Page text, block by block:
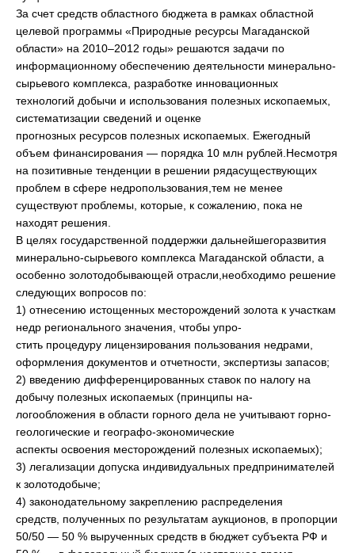
За счет средств областного бюджета в рамках областной
целевой программы «Природные ресурсы Магаданской
области» на 2010–2012 годы» решаются задачи по
информационному обеспечению деятельности минерально-
сырьевого комплекса, разработке инновационных
технологий добычи и использования полезных ископаемых,
систематизации сведений и оценке
прогнозных ресурсов полезных ископаемых. Ежегодный
объем финансирования — порядка 10 млн рублей.Несмотря
на позитивные тенденции в решении рядасуществующих
проблем в сфере недропользования,тем не менее
существуют проблемы, которые, к сожалению, пока не
находят решения.
В целях государственной поддержки дальнейшегоразвития
минерально-сырьевого комплекса Магаданской области, а
особенно золотодобывающей отрасли,необходимо решение
следующих вопросов по:
1) отнесению истощенных месторождений золота к участкам
недр регионального значения, чтобы упро-
стить процедуру лицензирования пользования недрами,
оформления документов и отчетности, экспертизы запасов;
2) введению дифференцированных ставок по налогу на
добычу полезных ископаемых (принципы на-
логообложения в области горного дела не учитывают горно-
геологические и географо-экономические
аспекты освоения месторождений полезных ископаемых);
3) легализации допуска индивидуальных предпринимателей
к золотодобыче;
4) законодательному закреплению распределения
средств, полученных по результатам аукционов, в пропорции
50/50 — 50 % вырученных средств в бюджет субъекта РФ и